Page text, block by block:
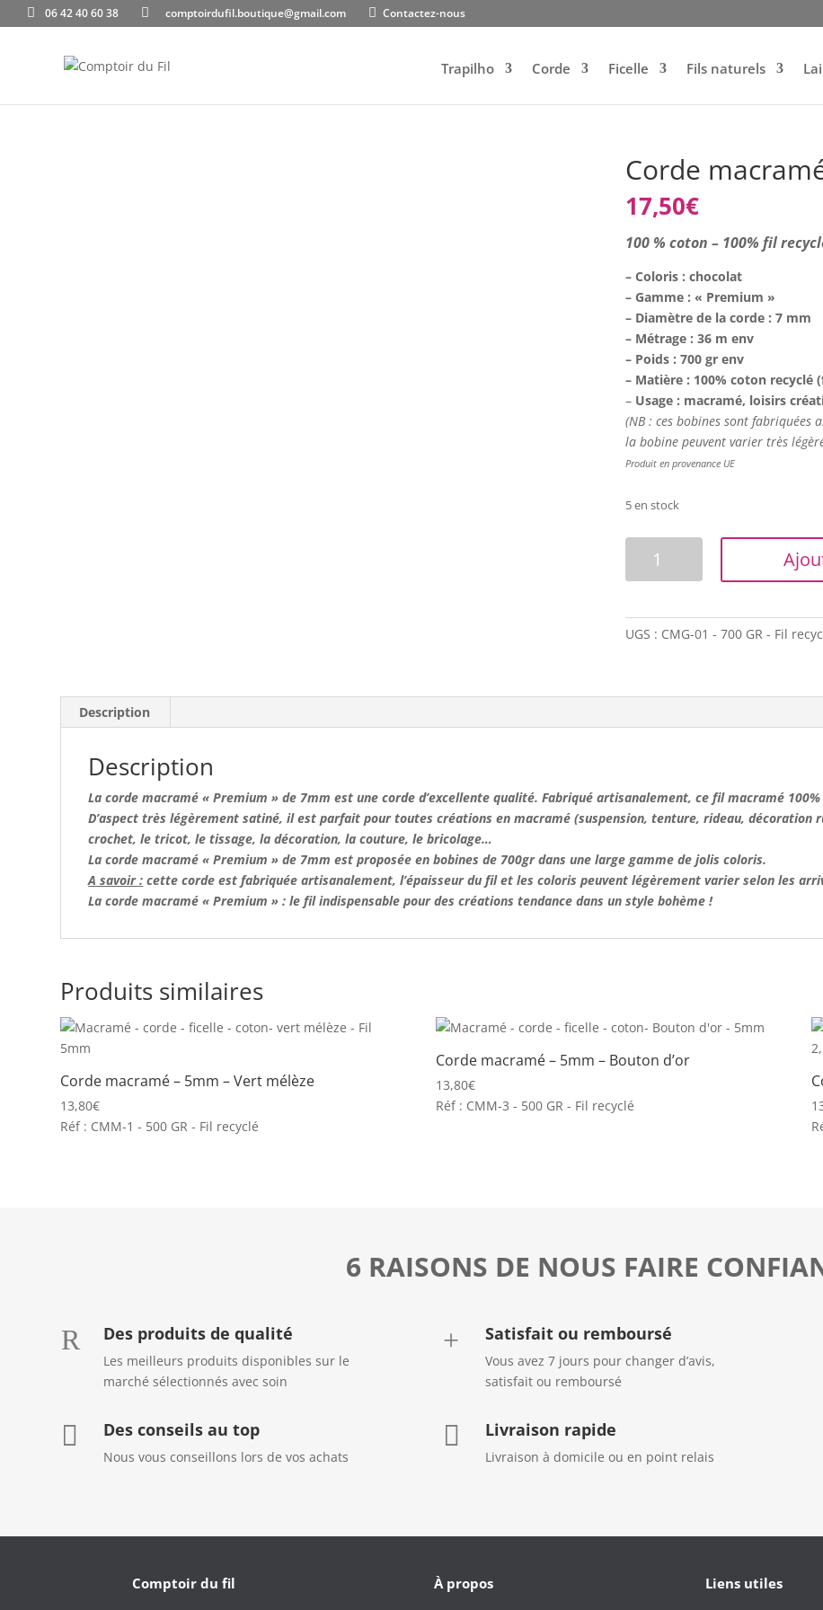
06 42 40 60 38 comptoirdufil.boutique@gmail.com Contactez-nous
Trapilho Corde Ficelle Fils naturels
Corde
17,50€
100 % coton – 100% fil
– Coloris : chocolat
– Gamme : « Premium »
– Diamètre de la corde : 7 mm
– Métrage : 36 m env
– Poids : 700 gr env
– Matière : 100% coton recyclé
– Usage : macramé, loisirs
(NB : ces bobines sont fabriquées
la bobine peuvent varier très
Produit en provenance UE
5 en stock
-UGS : CMG-01 - 700 GR - Fil
Description
Description
La corde macramé « Premium » de 7mm est une corde d’excellente qualité. Fabriqué artisanalement,ce fil macramé
D’aspect très légèrement satiné, il est parfait pour toutes créations enmacramé (suspension, tenture, rideau, décoration
crochet, le tricot, le tissage, la décoration, la couture, le bricolage…
La corde macramé « Premium » de 7mm est proposée en bobines de 700gr dans une large gamme de jolis coloris.
A savoir : cette corde est fabriquée artisanalement, l’épaisseur du fil et les coloris peuvent légèrement varier selon les
Lacorde macramé « Premium » : le fil indispensable pour des créations tendance dans un style bohème !
Produits similaires
Corde macramé – 5mm – Vert mélèze
13,80€
Réf : CMM-1 - 500 GR - Fil recyclé
Corde macramé – 5mm – Bouton d’or
13,80€
Réf : CMM-3 - 500 GR - Fil recyclé
6 RAISONS DE NOUS FAIRE
R Des produits de qualité
Les meilleurs produits disponibles sur le
marché sélectionnés avec soin
 Des conseils au top
Nous vous conseillons lors de vos achats
+ Satisfait ou remboursé
Vous avez 7 jours pour changer d’avis,
satisfait ou remboursé
 Livraison rapide
Livraison à domicile ou en point relais
Comptoir du fil À propos Liens utiles